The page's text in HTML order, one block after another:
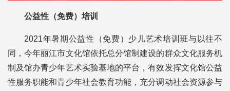
公益性（免费）培训
2021年暑期公益性（免费）少儿艺术培训班与以往不
同，今年丽江市文化馆依托总分馆制建设的群众文化服务机
制及馆办青少年艺术实验基地的平台，有效发挥文化馆公益
性服务职能和青少年社会教育功能，充分调动社会资源参与